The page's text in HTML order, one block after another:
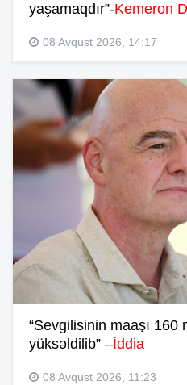
yaşamaqdır”-Kemeron
08 Avqust 2026, 14:17
“Sevgilisinin maaşı 160
yüksəldilib” –İddia
08 Avqust 2026, 11:23